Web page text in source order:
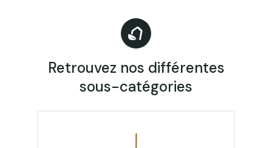
Retrouvez nos différentes
sous-catégories